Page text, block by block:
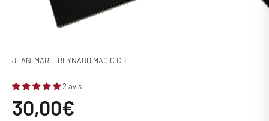
JEAN-MARIE REYNAUD MAGIC CD
2 avis
Prix de vente
30,00€